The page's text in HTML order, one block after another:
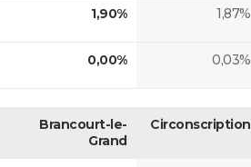
1,90% 1,87%
0,00% 0,03%
Brancourt-le-
Grand
Circonscription